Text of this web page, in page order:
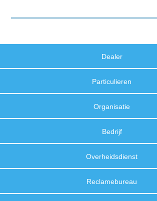
Dealer
Particulieren
Organisatie
Bedrijf
Overheidsdienst
Reclamebureau